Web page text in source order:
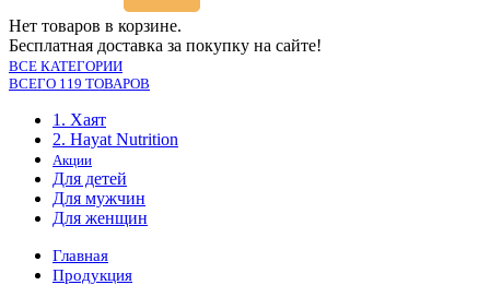
Нет товаров в корзине.
Бесплатная доставка за покупку на сайте!
ВСЕ КАТЕГОРИИ
ВСЕГО 119 ТОВАРОВ
1. Хаят
2. Hayat Nutrition
Акции
Для детей
Для мужчин
Для женщин
Главная
Продукция